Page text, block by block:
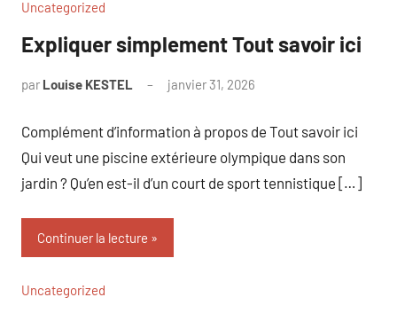
Uncategorized
Expliquer simplement Tout savoir ici
par Louise KESTEL janvier 31, 2026
Complément d’information à propos de Tout savoir ici
Qui veut une piscine extérieure olympique dans son
jardin ? Qu’en est-il d’un court de sport tennistique […]
Continuer la lecture
Uncategorized